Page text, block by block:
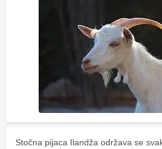
Stočna pijaca Ilandža održava se